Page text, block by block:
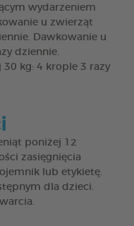
wydarzeniem
u zwierząt
Dawkowanie u
dziennie.
kg: 4 krople 3 razy
poniżej 12
zasięgnięcia
lub etykietę.
dla dzieci.